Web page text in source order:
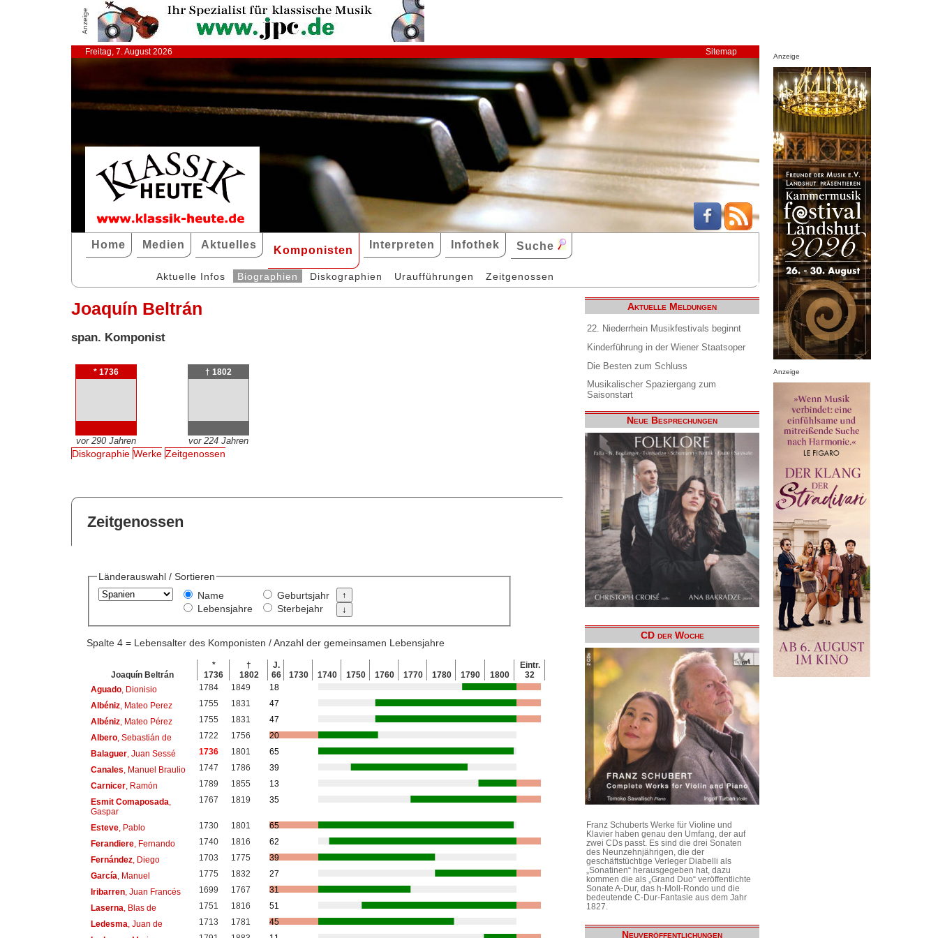
Anzeige
Freitag, 7. August 2026 Sitemap
Home Medien Aktuelles Komponisten Interpreten Infothek Suche
Aktuelle Infos Biographien Diskographien Uraufführungen Zeitgenossen
Joaquín Beltrán
span. Komponist
* 1736
vor 290 Jahren
† 1802
vor 224 Jahren
Diskographie Werke Zeitgenossen
Zeitgenossen
Länderauswahl / Sortieren
Name
Lebensjahre
Geburtsjahr
Sterbejahr
Spalte 4 = Lebensalter des Komponisten / Anzahl der gemeinsamen Lebensjahre
Joaquín Beltrán
*
1736
†
1802
J.
66
1730 1740 1750 1760 1770 1780 1790 1800
Eintr.
32
Aguado, Dionisio 1784 1849
18
Albéniz, Mateo Perez 1755 1831
47
Albéniz, Mateo Pérez 1755 1831
47
Albero, Sebastián de 1722 1756
20
Balaguer, Juan Sessé 1736 1801
65
Canales , Manuel Braulio 1747 1786
39
Carnicer, Ramón 1789 1855
13
Esmit Comaposada
Gaspar
1767 1819 35
Esteve, Pablo 1730 1801
65
Ferandiere, Fernando 1740 1816
62
Fernández, Diego 1703 1775
39
García , Manuel 1775 1832
27
Iribarren, Juan Francés 1699 1767
31
Laserna , Blas de 1751 1816
51
Ledesma , Juan de 1713 1781
45
Aktuelle Meldungen
22. Niederrhein Musikfestivals beginnt
Kinderführung in der Wiener Staatsoper
Die Besten zum Schluss
Musikalischer Spaziergang zum
Saisonstart
Neue Besprechungen
CD der Woche
Franz Schuberts Werke für Violine und
Klavier haben genau den Umfang, der auf
zwei CDs passt. Es sind die drei Sonaten
des Neunzehnjährigen, die der
geschäftstüchtige Verleger Diabelli als
„Sonatinen“ herausgegeben hat, dazu
kommen die als „Grand Duo“ veröffentlichte
Sonate A-Dur, das h-Moll-Rondo und die
bedeutende C-Dur-Fantasie aus dem Jahr
1827.
Neuveröffentlichungen
Anzeige
Anzeige